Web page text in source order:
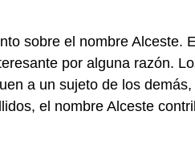
sobre el nombre Alceste.
por alguna razón.
a un sujeto de los demás,
el nombre Alceste